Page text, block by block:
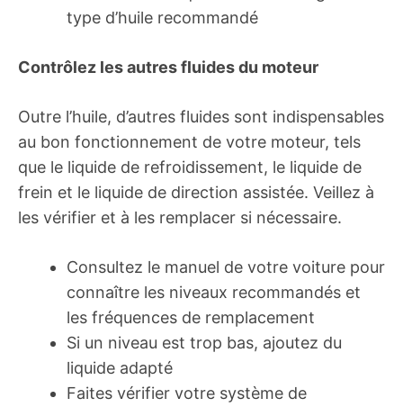
type d’huile recommandé
Contrôlez les autres fluides du moteur
Outre l’huile, d’autres fluides sont indispensables
au bon fonctionnement de votre moteur, tels
que le liquide de refroidissement, le liquide de
frein et le liquide de direction assistée. Veillez à
les vérifier et à les remplacer si nécessaire.
Consultez le manuel de votre voiture pour
connaître les niveaux recommandés et
les fréquences de remplacement
Si un niveau est trop bas, ajoutez du
liquide adapté
Faites vérifier votre système de